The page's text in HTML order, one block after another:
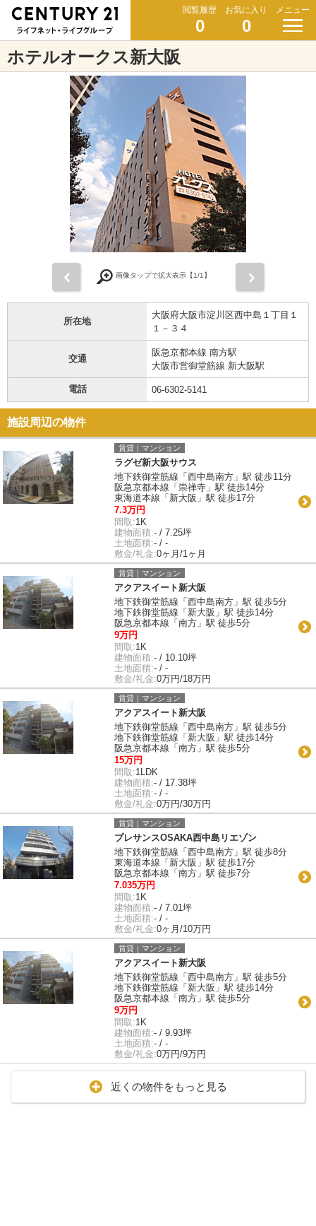
閲覧履歴
0
お気に入り
0
メニュー
ホテルオークス新大阪
画像タップで拡大表示【1/1】
所在地
大阪府大阪市淀川区西中島１丁目１
１－３４
交通
阪急京都本線 南方駅
大阪市営御堂筋線 新大阪駅
電話 06-6302-5141
施設周辺の物件
賃貸｜マンション
ラグゼ新大阪サウス
地下鉄御堂筋線「西中島南方」駅 徒歩11分
阪急京都本線「崇禅寺」駅 徒歩14分
東海道本線「新大阪」駅 徒歩17分
7.3万円
間取:1K
建物面積:- / 7.25坪
土地面積:- / -
敷金/礼金:0ヶ月/1ヶ月
賃貸｜マンション
アクアスイート新大阪
地下鉄御堂筋線「西中島南方」駅 徒歩5分
地下鉄御堂筋線「新大阪」駅 徒歩14分
阪急京都本線「南方」駅 徒歩5分
9万円
間取:1K
建物面積:- / 10.10坪
土地面積:- / -
敷金/礼金:0万円/18万円
賃貸｜マンション
アクアスイート新大阪
地下鉄御堂筋線「西中島南方」駅 徒歩5分
地下鉄御堂筋線「新大阪」駅 徒歩14分
阪急京都本線「南方」駅 徒歩5分
15万円
間取:1LDK
建物面積:- / 17.38坪
土地面積:- / -
敷金/礼金:0万円/30万円
賃貸｜マンション
プレサンスOSAKA西中島リエゾン
地下鉄御堂筋線「西中島南方」駅 徒歩8分
東海道本線「新大阪」駅 徒歩17分
阪急京都本線「南方」駅 徒歩7分
7.035万円
間取:1K
建物面積:- / 7.01坪
土地面積:- / -
敷金/礼金:0ヶ月/10万円
賃貸｜マンション
アクアスイート新大阪
地下鉄御堂筋線「西中島南方」駅 徒歩5分
地下鉄御堂筋線「新大阪」駅 徒歩14分
阪急京都本線「南方」駅 徒歩5分
9万円
間取:1K
建物面積:- / 9.93坪
土地面積:- / -
敷金/礼金:0万円/9万円
近くの物件をもっと見る